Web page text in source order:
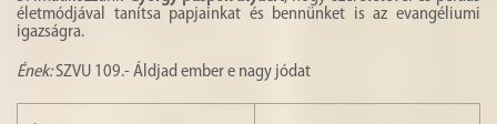
életmódjával tanítsa papjainkat és bennünket is az evangéliumi
igazságra.
Ének:SZVU 109.- Áldjad ember e nagy jódat